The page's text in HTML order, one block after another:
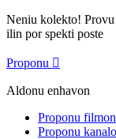
Neniu kolekto!
ilin por spekti poste
Proponu 
Aldonu enhavon
Proponu filmon
Proponu